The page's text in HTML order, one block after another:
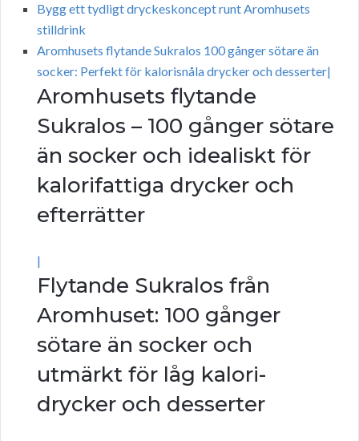
Bygg ett tydligt dryckeskoncept runt Aromhusets
stilldrink
Aromhusets flytande Sukralos 100 gånger sötare än
socker: Perfekt för kalorisnåla drycker och desserter|
Aromhusets flytande
Sukralos – 100 gånger sötare
än socker och idealiskt för
kalorifattiga drycker och
efterrätter
|
Flytande Sukralos från
Aromhuset: 100 gånger
sötare än socker och
utmärkt för låg kalori-
drycker och desserter